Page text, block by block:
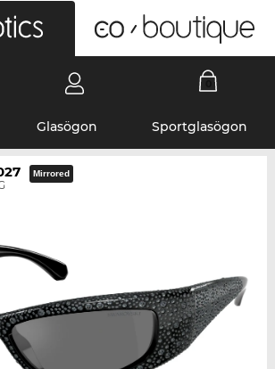
Glasögon Sportglasögon
Mirrored